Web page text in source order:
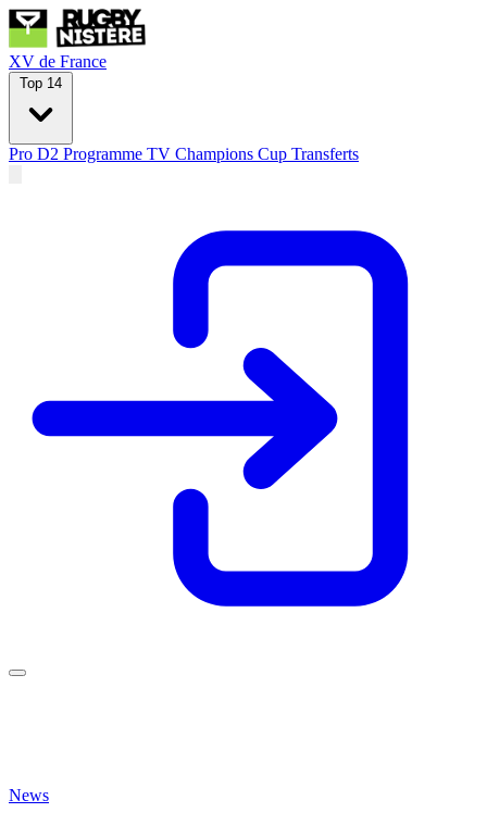
XV de France
Top 14
Pro D2 Programme TV Champions Cup Transferts
News